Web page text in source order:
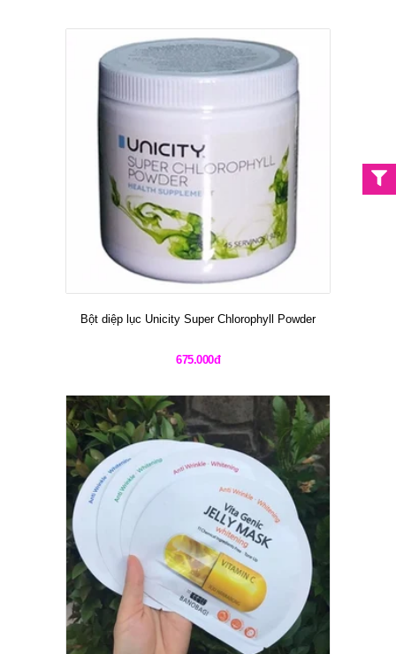
Bột diệp lục Unicity Super Chlorophyll Powder
675.000đ